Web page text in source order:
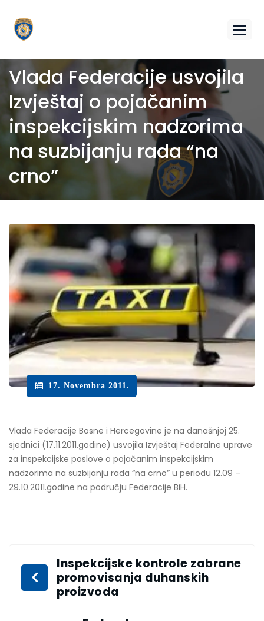
Vlada Federacije usvojila
Izvještaj o pojačanim
inspekcijskim nadzorima
na suzbijanju rada “na
crno”
17. Novembra 2011.
Vlada Federacije Bosne i Hercegovine je na današnjoj 25.
sjednici (17.11.2011.godine) usvojila Izvještaj Federalne uprave
za inspekcijske poslove o pojačanim inspekcijskim
nadzorima na suzbijanju rada “na crno” u periodu 12.09 –
29.10.2011.godine na području Federacije BiH.
Inspekcijske kontrole zabrane
promovisanja duhanskih
proizvoda